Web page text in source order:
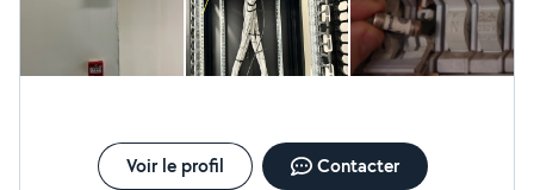
Voir le profil Contacter